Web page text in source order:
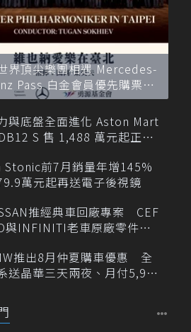
界頂尖樂團相遇 Mercedes-
Pass 白金會員優先購票維
愛樂
與底盤全面進化 Aston Mart
S 售 1,488 萬元起正式
Stonic前7月銷量年增145%
萬元起再送電子後視鏡
推經典車回廠專案 CEF
與INFINITI老車原廠零件最
推出8月仲夏購車優惠 全
送晶華三天兩夜、月付5,900